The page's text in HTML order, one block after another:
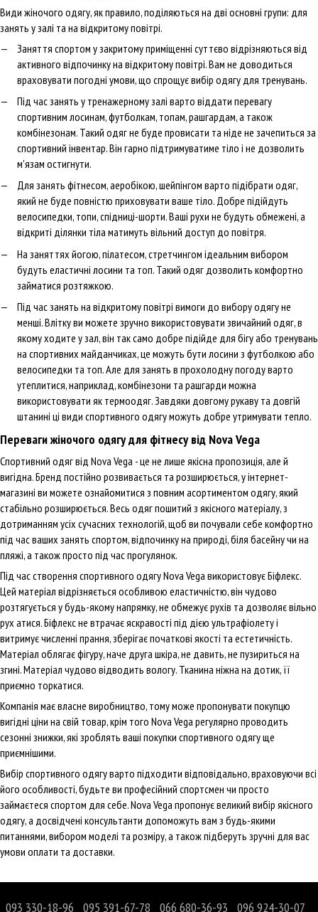
Види жіночого одягу, як правило, поділяються на дві основні групи: для
занять у залі та на відкритому повітрі.
Заняття спортом у закритому приміщенні суттєво відрізняються від
активного відпочинку на відкритому повітрі. Вам не доводиться
враховувати погодні умови, що спрощує вибір одягу для тренувань.
Під час занять у тренажерному залі варто віддати перевагу
спортивним лосинам, футболкам, топам, рашгардам, а також
комбінезонам. Такий одяг не буде провисати та ніде не зачепиться за
спортивний інвентар. Він гарно підтримуватиме тіло і не дозволить
м'язам остигнути.
Для занять фітнесом, аеробікою, шейпінгом варто підібрати одяг,
який не буде повністю приховувати ваше тіло. Добре підійдуть
велосипедки, топи, спідниці-шорти. Ваші рухи не будуть обмежені, а
відкриті ділянки тіла матимуть вільний доступ до повітря.
На заняттях йогою, пілатесом, стретчингом ідеальним вибором
будуть еластичні лосини та топ. Такий одяг дозволить комфортно
займатися розтяжкою.
Під час занять на відкритому повітрі вимоги до вибору одягу не
менші. Влітку ви можете зручно використовувати звичайний одяг, в
якому ходите у зал, він так само добре підійде для бігу або тренувань
на спортивних майданчиках, це можуть бути лосини з футболкою або
велосипедки та топ. Але для занять в прохолодну погоду варто
утеплитися, наприклад, комбінезони та рашгарди можна
використовувати як термоодяг. Завдяки довгому рукаву та довгій
штанині ці види спортивного одягу можуть добре утримувати тепло.
Переваги жіночого одягу для фітнесу від Nova Vega
Спортивний одяг від Nova Vega - це не лише якісна пропозиція, але й
вигідна. Бренд постійно розвивається та розширюється, у інтернет-
магазині ви можете ознайомитися з повним асортиментом одягу, який
стабільно розширюється. Весь одяг пошитий з якісного матеріалу, з
дотриманням усіх сучасних технологій, щоб ви почували себе комфортно
під час ваших занять спортом, відпочинку на природі, біля басейну чи на
пляжі, а також просто під час прогулянок.
Під час створення спортивного одягу Nova Vega використовує Біфлекс.
Цей матеріал відрізняється особливою еластичністю, він чудово
розтягується у будь-якому напрямку, не обмежує рухів та дозволяє вільно
рух атися. Біфлекс не втрачає яскравості під дією ультрафіолету і
витримує численні прання, зберігає початкові якості та естетичність.
Матеріал облягає фігуру, наче друга шкіра, не давить, не пузириться на
згині. Матеріал чудово відводить вологу. Тканина ніжна на дотик, її
приємно торкатися.
Компанія має власне виробництво, тому може пропонувати покупцю
вигідні ціни на свій товар, крім того Nova Vega регулярно проводить
сезонні знижки, які зроблять ваші покупки спортивного одягу ще
приємнішими.
Вибір спортивного одягу варто підходити відповідально, враховуючи всі
його особливості, будьте ви професійний спортсмен чи просто
займаєтеся спортом для себе. Nova Vega пропонує великий вибір якісного
одягу, а досвідчені консультанти допоможуть вам з будь-якими
питаннями, вибором моделі та розміру, а також підберуть зручні для вас
умови оплати та доставки.
093 330-18-96 095 391-67-78 066 680-36-93 096 924-30-07